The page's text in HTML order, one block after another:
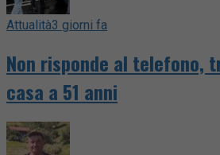
Attualità3 giorni fa
Non risponde al telefono,
casa a 51 anni